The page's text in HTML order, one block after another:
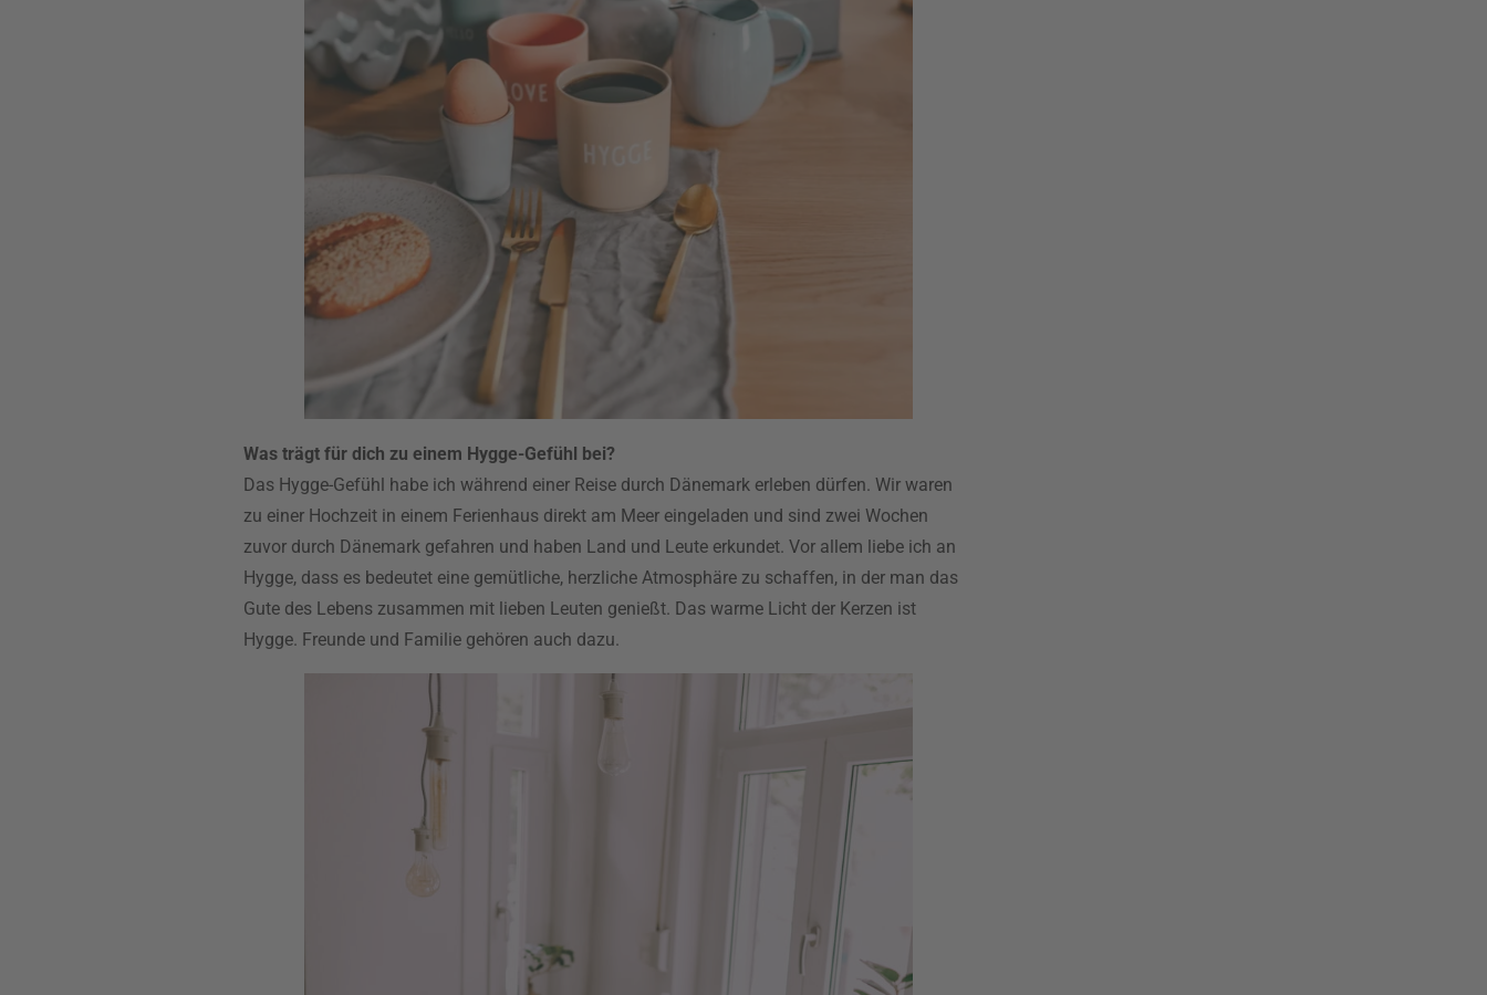
Was trägt für dich zu einem Hygge-Gefühl bei?
Das Hygge-Gefühl habe ich während einer Reise durch Dänemark erleben dürfen. Wir waren
zu einer Hochzeit in einem Ferienhaus direkt am Meer eingeladen und sind zwei Wochen
zuvor durch Dänemark gefahren und haben Land und Leute erkundet. Vor allem liebe ich an
Hygge, dass es bedeutet eine gemütliche, herzliche Atmosphäre zu schaffen, in der man das
Gute des Lebens zusammen mit lieben Leuten genießt. Das warme Licht der Kerzen ist
Hygge. Freunde und Familie gehören auch dazu.